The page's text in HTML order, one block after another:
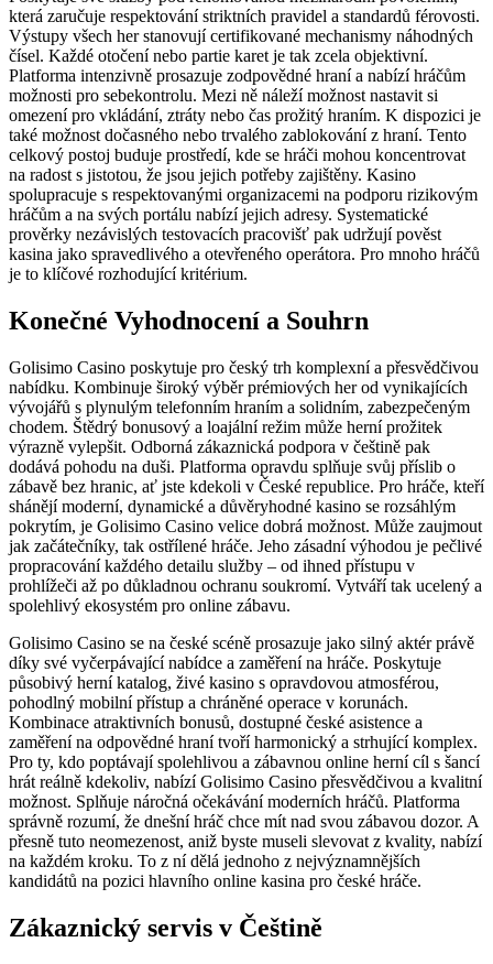
která zaručuje respektování striktních pravidel a standardů férovosti.
Výstupy všech her stanovují certifikované mechanismy náhodných
čísel. Každé otočení nebo partie karet je tak zcela objektivní.
Platforma intenzivně prosazuje zodpovědné hraní a nabízí hráčům
možnosti pro sebekontrolu. Mezi ně náleží možnost nastavit si
omezení pro vkládání, ztráty nebo čas prožitý hraním. K dispozici je
také možnost dočasného nebo trvalého zablokování z hraní. Tento
celkový postoj buduje prostředí, kde se hráči mohou koncentrovat
na radost s jistotou, že jsou jejich potřeby zajištěny. Kasino
spolupracuje s respektovanými organizacemi na podporu rizikovým
hráčům a na svých portálu nabízí jejich adresy. Systematické
prověrky nezávislých testovacích pracovišť pak udržují pověst
kasina jako spravedlivého a otevřeného operátora. Pro mnoho hráčů
je to klíčové rozhodující kritérium.
Konečné Vyhodnocení a Souhrn
Golisimo Casino poskytuje pro český trh komplexní a přesvědčivou
nabídku. Kombinuje široký výběr prémiových her od vynikajících
vývojářů s plynulým telefonním hraním a solidním, zabezpečeným
chodem. Štědrý bonusový a loajální režim může herní prožitek
výrazně vylepšit. Odborná zákaznická podpora v češtině pak
dodává pohodu na duši. Platforma opravdu splňuje svůj příslib o
zábavě bez hranic, ať jste kdekoli v České republice. Pro hráče, kteří
shánějí moderní, dynamické a důvěryhodné kasino se rozsáhlým
pokrytím, je Golisimo Casino velice dobrá možnost. Může zaujmout
jak začátečníky, tak ostřílené hráče. Jeho zásadní výhodou je pečlivé
propracování každého detailu služby – od ihned přístupu v
prohlížeči až po důkladnou ochranu soukromí. Vytváří tak ucelený a
spolehlivý ekosystém pro online zábavu.
Golisimo Casino se na české scéně prosazuje jako silný aktér právě
díky své vyčerpávající nabídce a zaměření na hráče. Poskytuje
působivý herní katalog, živé kasino s opravdovou atmosférou,
pohodlný mobilní přístup a chráněné operace v korunách.
Kombinace atraktivních bonusů, dostupné české asistence a
zaměření na odpovědné hraní tvoří harmonický a strhující komplex.
Pro ty, kdo poptávají spolehlivou a zábavnou online herní cíl s šancí
hrát reálně kdekoliv, nabízí Golisimo Casino přesvědčivou a kvalitní
možnost. Splňuje náročná očekávání moderních hráčů. Platforma
správně rozumí, že dnešní hráč chce mít nad svou zábavou dozor. A
přesně tuto neomezenost, aniž byste museli slevovat z kvality, nabízí
na každém kroku. To z ní dělá jednoho z nejvýznamnějších
kandidátů na pozici hlavního online kasina pro české hráče.
Zákaznický servis v Češtině